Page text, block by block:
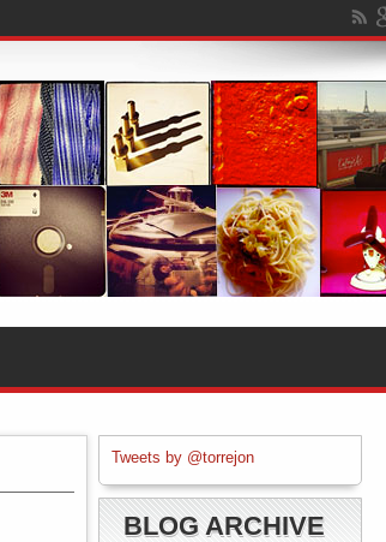
Tweets by @torrejon
BLOG ARCHIVE